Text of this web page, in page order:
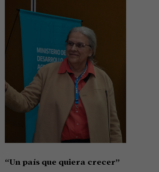
“Un país que quiera crecer”